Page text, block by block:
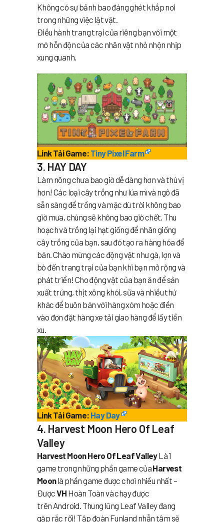
Không có sự bảnh bao đáng ghét khắp nơi
trong những việc lặt vặt.
Điều hành trang trại của riêng bạn với một
mớ hỗn độn của các nhân vật nhỏ nhộn nhịp
xung quanh.
Link Tải Game: Tiny Pixel Farm
3. HAY DAY
Làm nông chưa bao giờ dễ dàng hơn và thú vị
hơn! Các loại cây trồng như lúa mì và ngô đã
sẵn sàng để trồng và mặc dù trời không bao
giờ mưa, chúng sẽ không bao giờ chết. Thu
hoạch và trồng lại hạt giống để nhân giống
cây trồng của bạn, sau đó tạo ra hàng hóa để
bán. Chào mừng các động vật như gà, lợn và
bò đến trang trại của bạn khi bạn mở rộng và
phát triển! Cho động vật của bạn ăn để sản
xuất trứng, thịt xông khói, sữa và nhiều thứ
khác để buôn bán với hàng xóm hoặc điền
vào đơn đặt hàng xe tải giao hàng để lấy tiền
xu.
Link Tải Game: Hay Day
4. Harvest Moon Hero Of Leaf
Valley
Harvest Moon Hero Of Leaf ValleyLà 1
game trong những phần game củaHarvest
Moonlà phần game được chơi nhiều nhất –
ĐượcVH Hoàn Toàn và chạy được
trên Android. Thung lũng Leaf Valley đang
gặp rắc rối! Tập đoàn Funland nhẫn tâm sẽ